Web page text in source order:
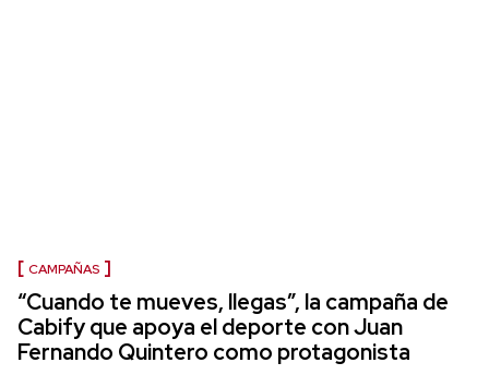
CAMPAÑAS
“Cuando te mueves, llegas”, la campaña de
Cabify que apoya el deporte con Juan
Fernando Quintero como protagonista